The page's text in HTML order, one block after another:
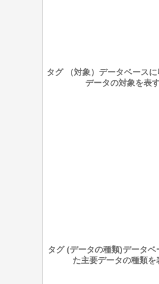
タグ （対象） データベース
データの対象を表
タグ (データの種類)データベ
た主要データの種類を